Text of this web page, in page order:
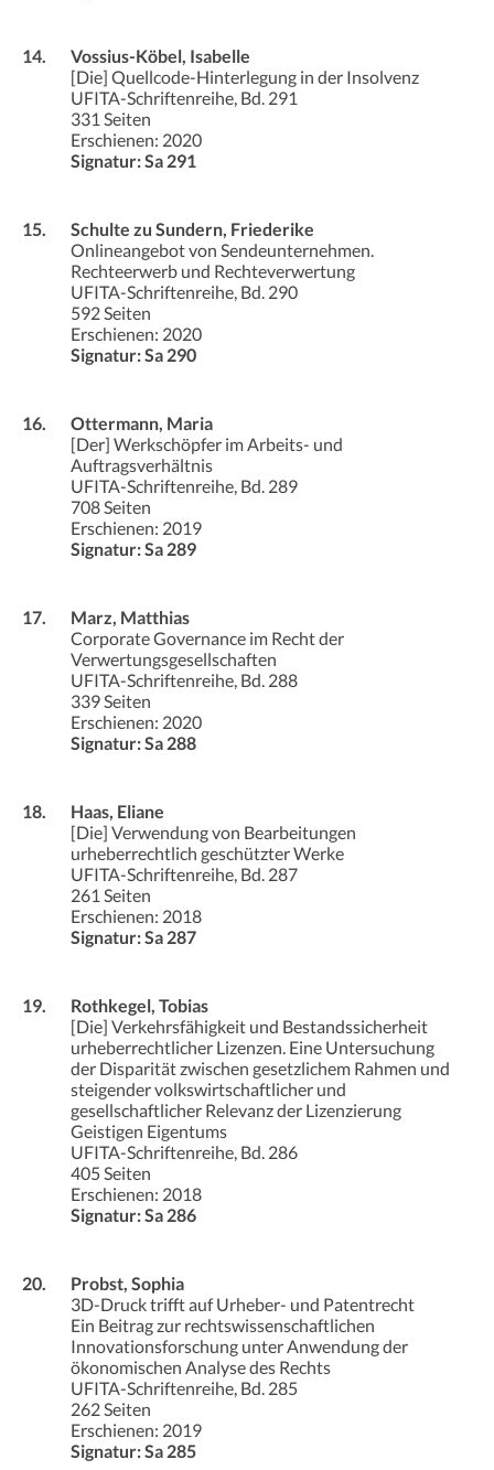
14.
Vossius-Köbel, Isabelle
[Die] Quellcode-Hinterlegung in der Insolvenz
UFITA-Schriftenreihe, Bd. 291
331 Seiten
Erschienen: 2020
Signatur: Sa 291
15.
Schulte zu Sundern, Friederike
Onlineangebot von Sendeunternehmen.
Rechteerwerb und Rechteverwertung
UFITA-Schriftenreihe, Bd. 290
592 Seiten
Erschienen: 2020
Signatur: Sa 290
16.
Ottermann, Maria
[Der] Werkschöpfer im Arbeits- und
Auftragsverhältnis
UFITA-Schriftenreihe, Bd. 289
708 Seiten
Erschienen: 2019
Signatur: Sa 289
17.
Marz, Matthias
Corporate Governance im Recht der
Verwertungsgesellschaften
UFITA-Schriftenreihe, Bd. 288
339 Seiten
Erschienen: 2020
Signatur: Sa 288
18.
Haas, Eliane
[Die] Verwendung von Bearbeitungen
urheberrechtlich geschützter Werke
UFITA-Schriftenreihe, Bd. 287
261 Seiten
Erschienen: 2018
Signatur: Sa 287
19.
Rothkegel, Tobias
[Die] Verkehrsfähigkeit und Bestandssicherheit
urheberrechtlicher Lizenzen. Eine Untersuchung
der Disparität zwischen gesetzlichem Rahmen und
steigender volkswirtschaftlicher und
gesellschaftlicher Relevanz der Lizenzierung
Geistigen Eigentums
UFITA-Schriftenreihe, Bd. 286
405 Seiten
Erschienen: 2018
Signatur: Sa 286
20.
Probst, Sophia
3D-Druck trifft auf Urheber- und Patentrecht
Ein Beitrag zur rechtswissenschaftlichen
Innovationsforschung unter Anwendung der
ökonomischen Analyse des Rechts
UFITA-Schriftenreihe, Bd. 285
262 Seiten
Erschienen: 2019
Signatur: Sa 285